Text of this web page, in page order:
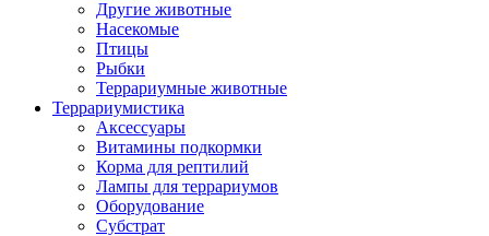
Другие животные
Насекомые
Птицы
Рыбки
Террариумные животные
Террариумистика
Аксессуары
Витамины подкормки
Корма для рептилий
Лампы для террариумов
Оборудование
Субстрат